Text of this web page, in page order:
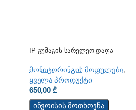
IP Გუშაგის Სარელეო Დაფა
მონიტორინგის მოდულები,
ყველა პროდუქტი
650,00 ₾
ინვოისის მოთხოვნა